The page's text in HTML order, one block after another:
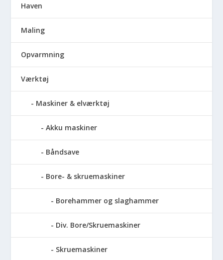
Haven
Maling
Opvarmning
Værktøj
Maskiner & elværktøj
Akku maskiner
Båndsave
Bore- & skruemaskiner
Borehammer og slaghammer
Div. Bore/Skruemaskiner
Skruemaskiner